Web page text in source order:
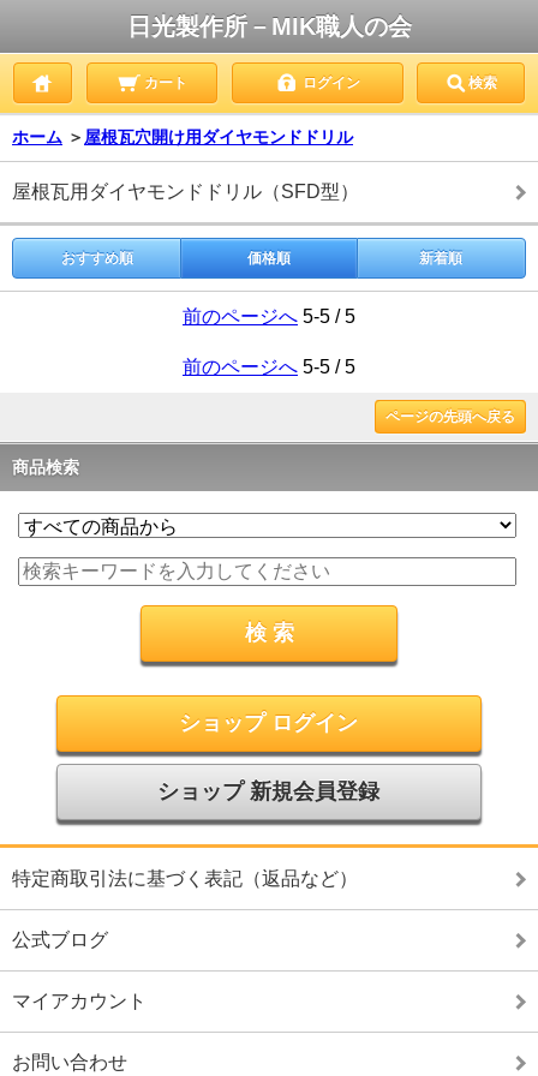
日光製作所－MIK職人の会
カート ログイン 検索
ホーム ＞ 屋根瓦穴開け用ダイヤモンドドリル
屋根瓦用ダイヤモンドドリル（SFD型）
おすすめ順 価格順 新着順
前のページへ 5-5 / 5
前のページへ 5-5 / 5
ページの先頭へ戻る
商品検索
ショップ ログイン
ショップ 新規会員登録
特定商取引法に基づく表記（返品など）
公式ブログ
マイアカウント
お問い合わせ